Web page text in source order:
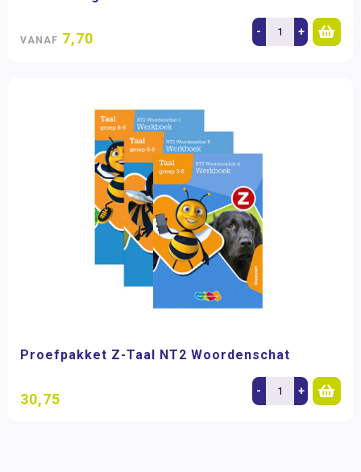
VANAF 7,70 - +
Proefpakket Z-Taal NT2 Woordenschat
30,75 - +